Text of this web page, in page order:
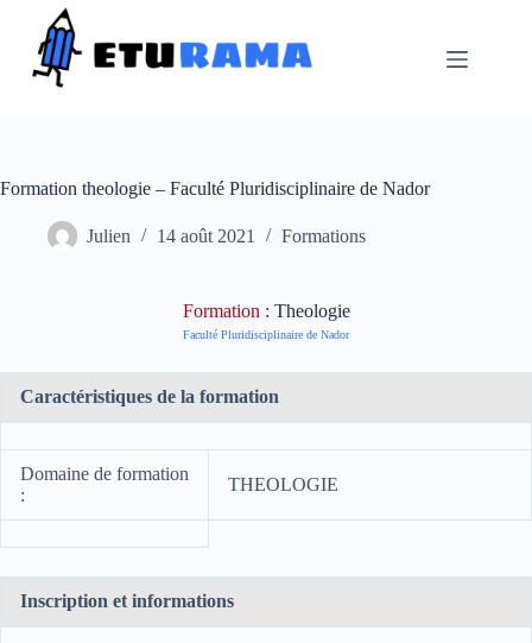
contenu
Formation theologie – Faculté Pluridisciplinaire de Nador
Julien 14 août 2021 Formations
Formation : Theologie
Faculté Pluridisciplinaire de Nador
Caractéristiques de la formation
Domaine de formation
:
THEOLOGIE
Inscription et informations